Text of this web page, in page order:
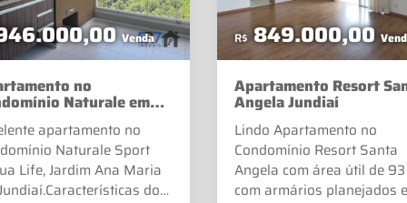
no
Naturale em
apartamento no
Naturale Sport
Life, Jardim Ana Maria
do
Venda
Apartamento Resort
Angela Jundiaí
Lindo Apartamento no
Condomínio Resort Santa
Angela com área útil de 93
com armários planejados e
R$849.000,00